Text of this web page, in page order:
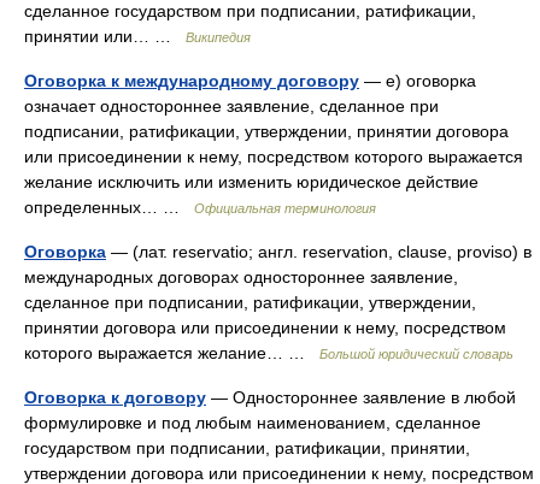
сделанное государством при подписании, ратификации,
принятии или… …
Википедия
Оговорка к международному договору — е) оговорка
означает одностороннее заявление, сделанное при
подписании, ратификации, утверждении, принятии договора
или присоединении к нему, посредством которого выражается
желание исключить или изменить юридическое действие
определенных… …
Официальная терминология
Оговорка — (лат. reservatio; англ. reservation, clause, proviso) в
международных договорах одностороннее заявление,
сделанное при подписании, ратификации, утверждении,
принятии договора или присоединении к нему, посредством
которого выражается желание… …
Большой юридический словарь
Оговорка к договору — Одностороннее заявление в любой
формулировке и под любым наименованием, сделанное
государством при подписании, ратификации, принятии,
утверждении договора или присоединении к нему, посредством